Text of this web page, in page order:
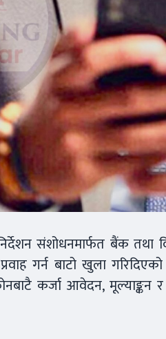
संशोधनमार्फत बैंक तथा
गर्न बाटो खुला
कर्जा आवेदन, मूल्याङ्कन